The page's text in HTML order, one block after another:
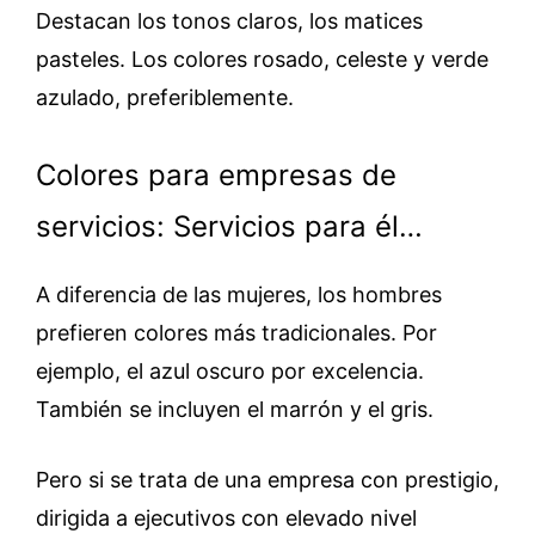
Destacan los tonos claros, los matices
pasteles. Los colores rosado, celeste y verde
azulado, preferiblemente.
Colores para empresas de
servicios: Servicios para él…
A diferencia de las mujeres, los hombres
prefieren colores más tradicionales. Por
ejemplo, el azul oscuro por excelencia.
También se incluyen el marrón y el gris.
Pero si se trata de una empresa con prestigio,
dirigida a ejecutivos con elevado nivel